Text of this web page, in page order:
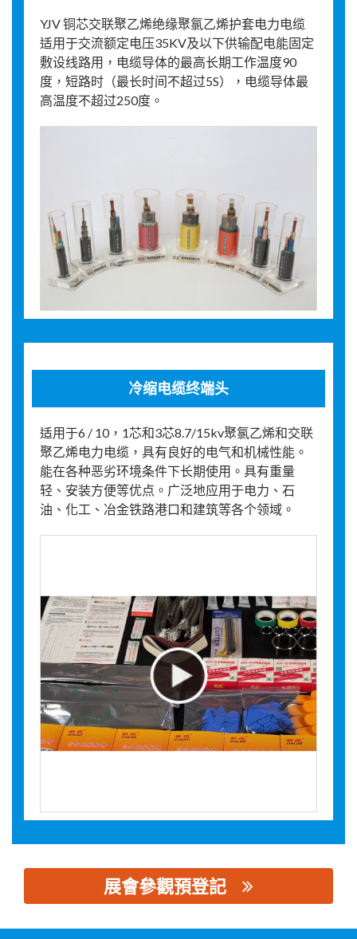
YJV 铜芯交联聚乙烯绝缘聚氯乙烯护套电力电缆
适用于交流额定电压35KV及以下供输配电能固定
敷设线路用，电缆导体的最高长期工作温度90
度，短路时（最长时间不超过5S），电缆导体最
高温度不超过250度。
冷缩电缆终端头
适用于6 / 10，1芯和3芯8.7/15kv聚氯乙烯和交联
聚乙烯电力电缆，具有良好的电气和机械性能。
能在各种恶劣环境条件下长期使用。具有重量
轻、安装方便等优点。广泛地应用于电力、石
油、化工、冶金铁路港口和建筑等各个领域。
展會參觀預登記